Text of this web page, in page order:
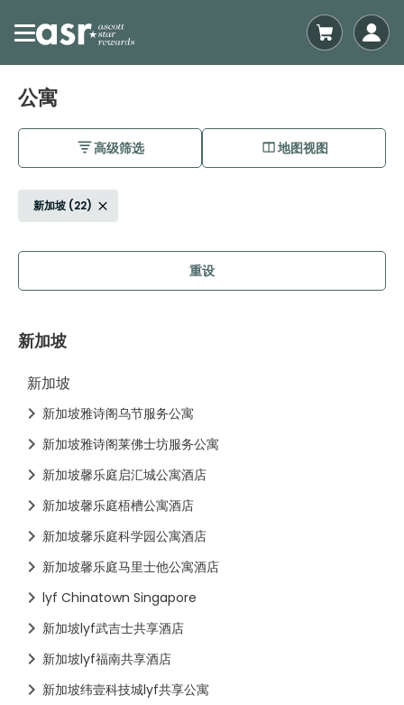
公寓
高级筛选 地图视图
新加坡 (22)
重设
新加坡
新加坡
新加坡雅诗阁乌节服务公寓
新加坡雅诗阁莱佛士坊服务公寓
新加坡馨乐庭启汇城公寓酒店
新加坡馨乐庭梧槽公寓酒店
新加坡馨乐庭科学园公寓酒店
新加坡馨乐庭马里士他公寓酒店
lyf Chinatown Singapore
新加坡lyf武吉士共享酒店
新加坡lyf福南共享酒店
新加坡纬壹科技城lyf共享公寓